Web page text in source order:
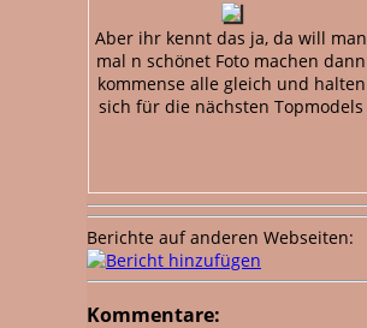
Aber ihr kennt das ja, da will man
mal n schönet Foto machen dann
kommense alle gleich und halten
sich für die nächsten Topmodels
Berichte auf anderen Webseiten:
Kommentare: